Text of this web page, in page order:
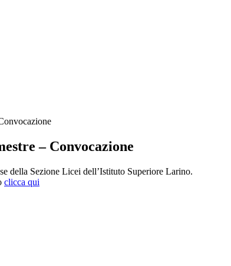
– Convocazione
della Sezione Licei dell’Istituto Superiore Larino.
clicca qui